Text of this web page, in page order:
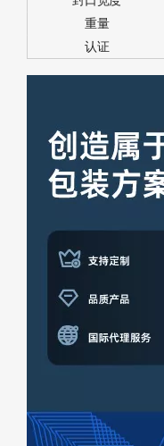
重量
认证